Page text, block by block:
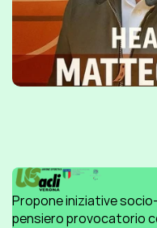
Propone iniziative
pensiero provocatorio